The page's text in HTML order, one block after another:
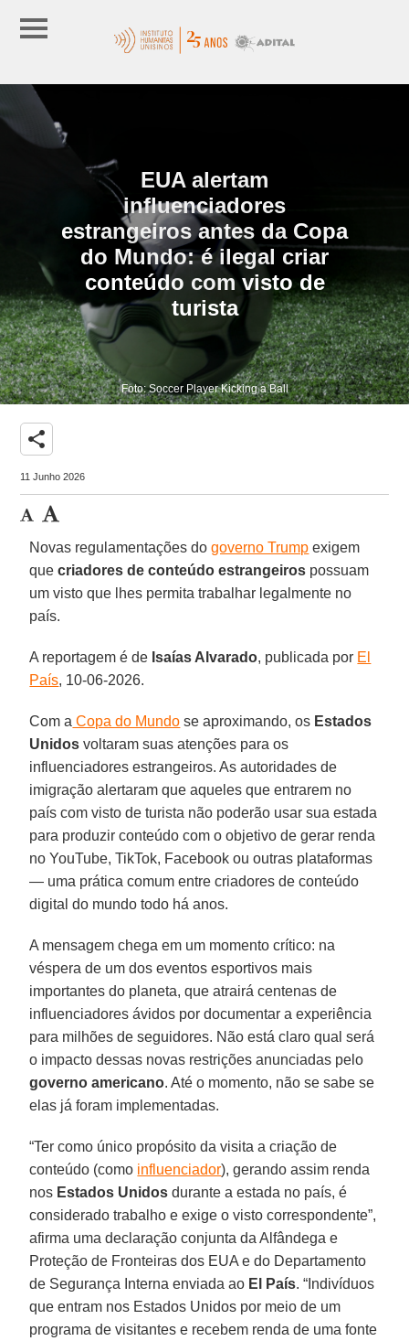
EUA alertam
influenciadores
estrangeiros antes da Copa
do Mundo: é ilegal criar
conteúdo com visto de
turista
Foto: Soccer Player Kicking a Ball
share
11 Junho 2026
Novas regulamentações do governo Trump exigem
quecriadores de conteúdo estrangeiros possuam
um visto que lhes permita trabalhar legalmente no
país.
A reportagem é de Isaías Alvarado, publicada por El
País, 10-06-2026.
Com a Copa do Mundo se aproximando, os Estados
Unidos voltaram suas atenções para os
influenciadores estrangeiros. As autoridades de
imigração alertaram que aqueles que entrarem no
país com visto de turista não poderão usar sua estada
para produzir conteúdo com o objetivo de gerar renda
no YouTube, TikTok, Facebook ou outras plataformas
— uma prática comum entre criadores de conteúdo
digital do mundo todo há anos.
A mensagem chega em um momento crítico: na
véspera de um dos eventos esportivos mais
importantes do planeta, que atrairá centenas de
influenciadores ávidos por documentar a experiência
para milhões de seguidores. Não está claro qual será
o impacto dessas novas restrições anunciadas pelo
governo americano. Até o momento, não se sabe se
elas já foram implementadas.
“Ter como único propósito da visita a criação de
conteúdo (como influenciador), gerando assim renda
nos Estados Unidos durante a estada no país, é
considerado trabalho e exige o visto correspondente”,
afirma uma declaração conjunta da Alfândega e
Proteção de Fronteiras dos EUA e do Departamento
de Segurança Interna enviada ao El País. “Indivíduos
que entram nos Estados Unidos por meio de um
programa de visitantes e recebem renda de uma fonte